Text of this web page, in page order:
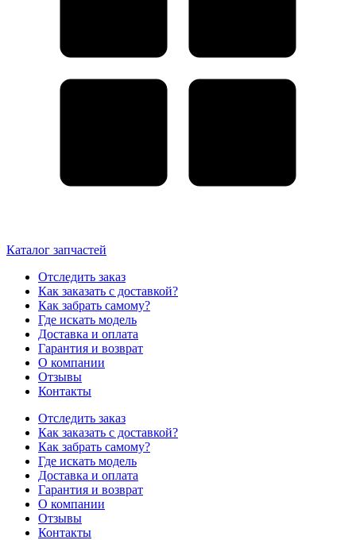
Каталог запчастей
Отследить заказ
Как заказать с доставкой?
Как забрать самому?
Где искать модель
Доставка и оплата
Гарантия и возврат
О компании
Отзывы
Контакты
Отследить заказ
Как заказать с доставкой?
Как забрать самому?
Где искать модель
Доставка и оплата
Гарантия и возврат
О компании
Отзывы
Контакты